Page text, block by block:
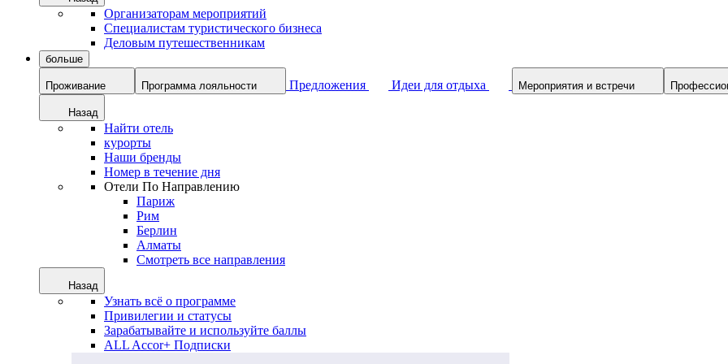
Организаторам мероприятий
Специалистам туристического бизнеса
Деловым путешественникам
больше
Проживание Программа лояльности Предложения Идеи для отдыха Мероприятия и встречи
Назад
Найти отель
курорты
Наши бренды
Номер в течение дня
Отели По Направлению
Париж
Рим
Берлин
Алматы
Смотреть все направления
Назад
Узнать всё о программе
Привилегии и статусы
Зарабатывайте и используйте баллы
ALL Accor+ Подписки